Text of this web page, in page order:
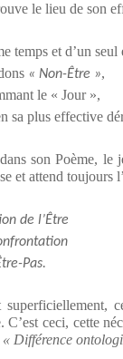
le lieu de son
temps et d’un seul
« Non-Être »,
le « Jour »,
sa plus effective
son Poème, le
et attend toujours
de l’Être
Pas.
ceci, cette
« Différence